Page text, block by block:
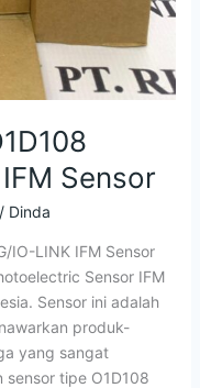
Sensor
/ Dinda
IO-LINK IFM Sensor
Sensor IFM
Sensor ini adalah
produk-
yang sangat
sensor tipe O1D108